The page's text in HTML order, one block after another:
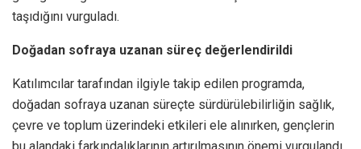
taşıdığını vurguladı.
Doğadan sofraya uzanan süreç değerlendirildi
Katılımcılar tarafından ilgiyle takip edilen programda,
doğadan sofraya uzanan süreçte sürdürülebilirliğin sağlık,
çevre ve toplum üzerindeki etkileri ele alınırken, gençlerin